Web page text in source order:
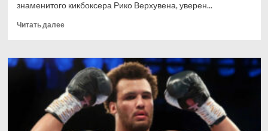
знаменитого кикбоксера Рико Верхувена, уверен...
Читать далееПрочитать
Хирн
уверен,
что
Джошуа
нокаутировал
бы
Рико